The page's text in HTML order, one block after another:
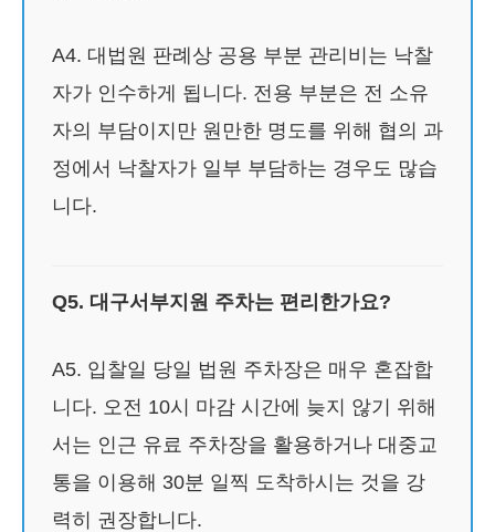
A4. 대법원 판례상 공용 부분 관리비는 낙찰
자가 인수하게 됩니다. 전용 부분은 전 소유
자의 부담이지만 원만한 명도를 위해 협의 과
정에서 낙찰자가 일부 부담하는 경우도 많습
니다.
Q5. 대구서부지원 주차는 편리한가요?
A5. 입찰일 당일 법원 주차장은 매우 혼잡합
니다. 오전 10시 마감 시간에 늦지 않기 위해
서는 인근 유료 주차장을 활용하거나 대중교
통을 이용해 30분 일찍 도착하시는 것을 강
력히 권장합니다.